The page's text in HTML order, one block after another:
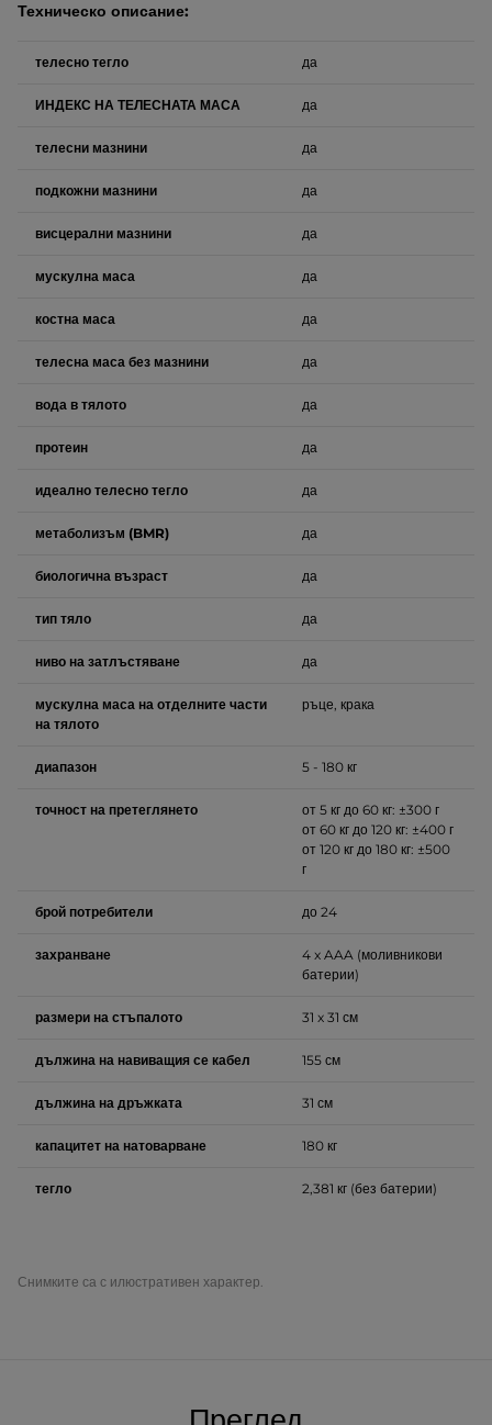
Техническо описание:
телесно тегло да
ИНДЕКС НА ТЕЛЕСНАТА МАСА да
телесни мазнини да
подкожни мазнини да
висцерални мазнини да
мускулна маса да
костна маса да
телесна маса без мазнини да
вода в тялото да
протеин да
идеално телесно тегло да
метаболизъм (BMR) да
биологична възраст да
тип тяло да
ниво на затлъстяване да
мускулна маса на отделните части
на тялото
ръце, крака
диапазон 5 - 180 кг
точност на претеглянето
от 5 кг до 60 кг: ±300 г
от 60 кг до 120 кг: ±400 г
от 120 кг до 180 кг: ±500
г
брой потребители до 24
захранване
4 x AAA (моливникови
батерии)
размери на стъпалото 31 x 31 см
дължина на навиващия се кабел 155 см
дължина на дръжката 31 см
капацитет на натоварване 180 кг
тегло 2,381 кг (без батерии)
Снимките са с илюстративен характер.